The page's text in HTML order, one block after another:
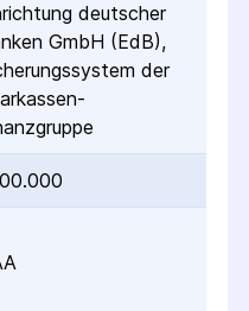
deutscher
GmbH (EdB),
der